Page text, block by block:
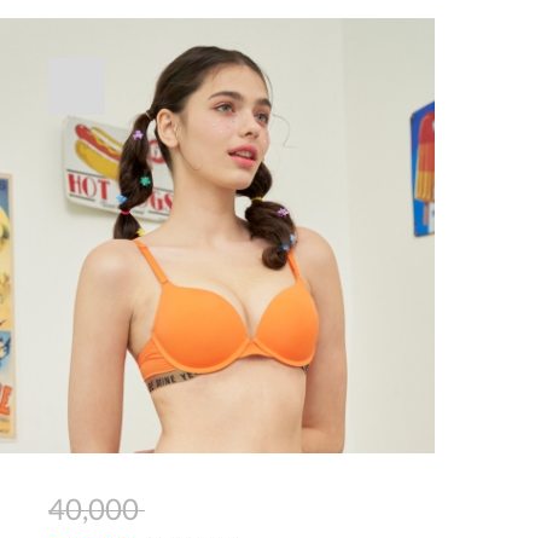
[썸머블프] 1만원 할인 쿠폰(8.1~31)
[썸머블프] 2만원 할인 쿠폰(8.1~31)
40,000